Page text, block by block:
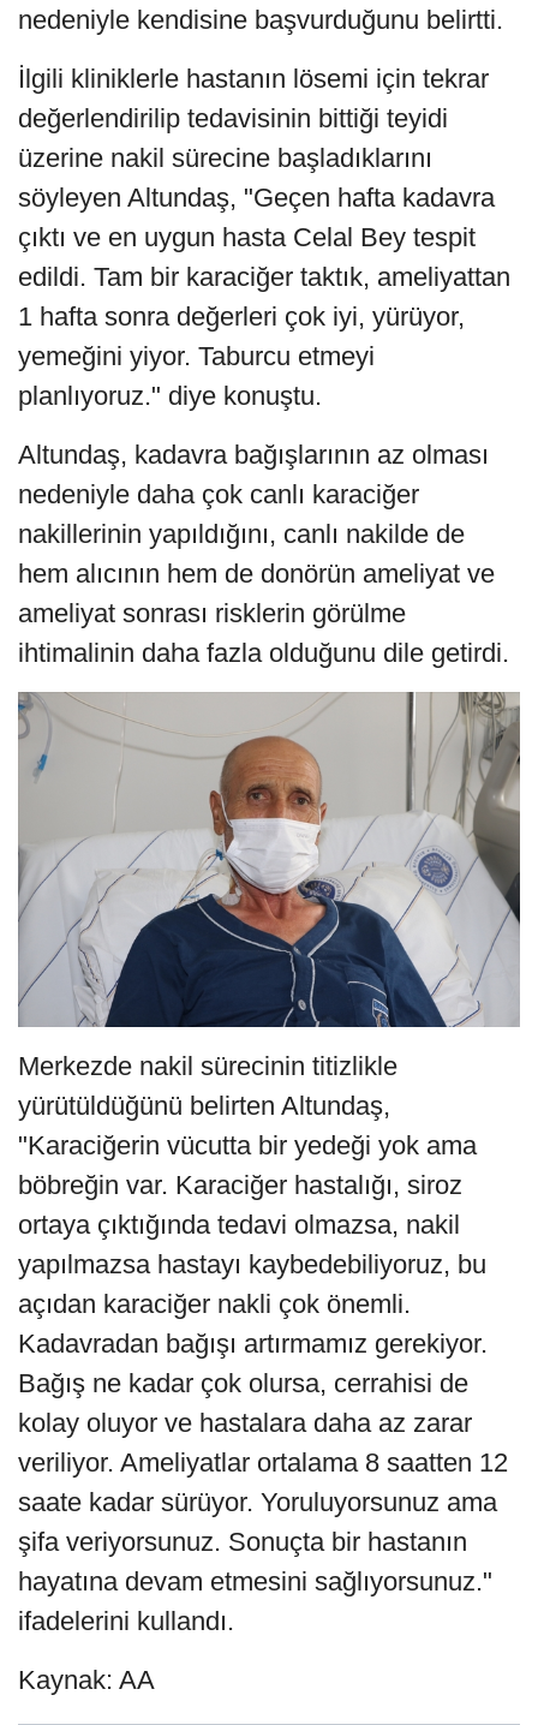
nedeniyle kendisine başvurduğunu belirtti.
İlgili kliniklerle hastanın lösemi için tekrar
değerlendirilip tedavisinin bittiği teyidi
üzerine nakil sürecine başladıklarını
söyleyen Altundaş, "Geçen hafta kadavra
çıktı ve en uygun hasta Celal Bey tespit
edildi. Tam bir karaciğer taktık, ameliyattan
1 hafta sonra değerleri çok iyi, yürüyor,
yemeğini yiyor. Taburcu etmeyi
planlıyoruz." diye konuştu.
Altundaş, kadavra bağışlarının az olması
nedeniyle daha çok canlı karaciğer
nakillerinin yapıldığını, canlı nakilde de
hem alıcının hem de donörün ameliyat ve
ameliyat sonrası risklerin görülme
ihtimalinin daha fazla olduğunu dile getirdi.
Merkezde nakil sürecinin titizlikle
yürütüldüğünü belirten Altundaş,
"Karaciğerin vücutta bir yedeği yok ama
böbreğin var. Karaciğer hastalığı, siroz
ortaya çıktığında tedavi olmazsa, nakil
yapılmazsa hastayı kaybedebiliyoruz, bu
açıdan karaciğer nakli çok önemli.
Kadavradan bağışı artırmamız gerekiyor.
Bağış ne kadar çok olursa, cerrahisi de
kolay oluyor ve hastalara daha az zarar
veriliyor. Ameliyatlar ortalama 8 saatten 12
saate kadar sürüyor. Yoruluyorsunuz ama
şifa veriyorsunuz. Sonuçta bir hastanın
hayatına devam etmesini sağlıyorsunuz."
ifadelerini kullandı.
Kaynak: AA